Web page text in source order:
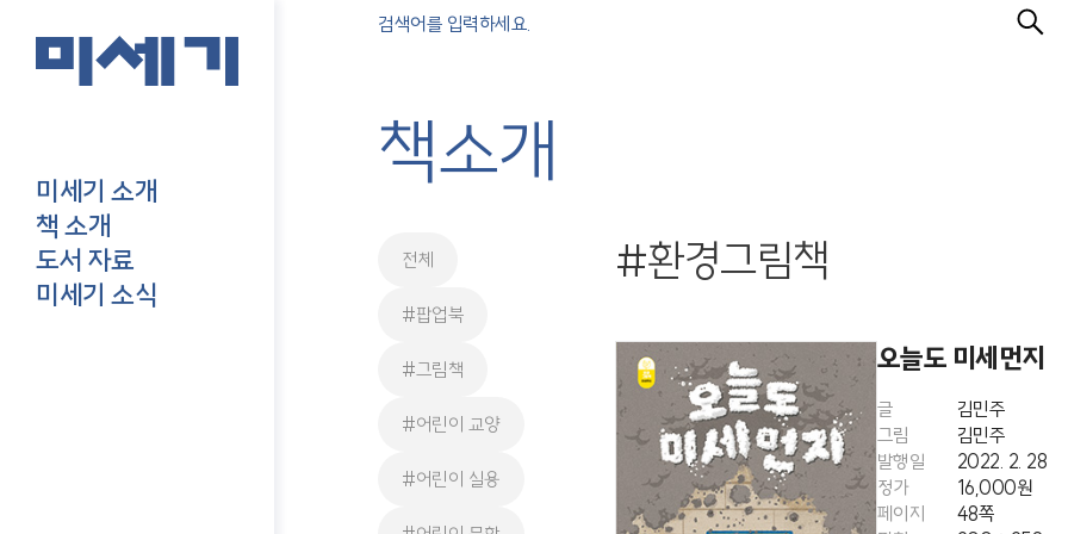
미세기 소개
책 소개
도서 자료
미세기 소식
책소개
전체
#팝업북
#그림책
#어린이 교양
#어린이 실용
#환경그림책
오늘도 미세먼지
글
김민주
그림
김민주
발행일
2022. 2. 28
정가
16,000원
페이지
48쪽